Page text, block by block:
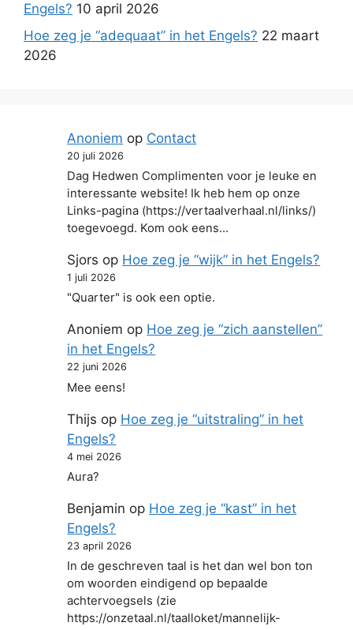
Engels? 10 april 2026
Hoe zeg je “adequaat” in het Engels? 22 maart
2026
Anoniem op Contact
20 juli 2026
Dag Hedwen Complimenten voor je leuke en
interessante website! Ik heb hem op onze
Links-pagina (https://vertaalverhaal.nl/links/)
toegevoegd. Kom ook eens…
Sjors op Hoe zeg je “wijk” in het Engels?
1 juli 2026
"Quarter" is ook een optie.
Anoniem op Hoe zeg je “zich aanstellen”
in het Engels?
22 juni 2026
Mee eens!
Thijs op Hoe zeg je “uitstraling” in het
Engels?
4 mei 2026
Aura?
Benjamin op Hoe zeg je “kast” in het
Engels?
23 april 2026
In de geschreven taal is het dan wel bon ton
om woorden eindigend op bepaalde
achtervoegsels (zie
https://onzetaal.nl/taalloket/mannelijk-